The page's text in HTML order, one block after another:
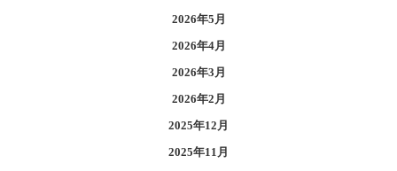
2026年5月
2026年4月
2026年3月
2026年2月
2025年12月
2025年11月